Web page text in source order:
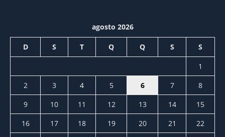
agosto 2026
D S T Q Q S S
1
2
3 4 5 6 7
8
9
10 11 12 13 14
15
16
17 18 19 20 21
22